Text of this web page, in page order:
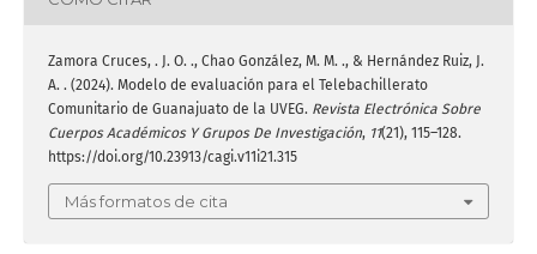
Zamora Cruces, . J. O. ., Chao González, M. M. ., & Hernández Ruiz, J.
A. . (2024). Modelo de evaluación para el Telebachillerato
Comunitario de Guanajuato de la UVEG. Revista Electrónica Sobre
Cuerpos Académicos Y Grupos De Investigación, 11(21), 115–128.
https://doi.org/10.23913/cagi.v11i21.315
Más formatos de cita